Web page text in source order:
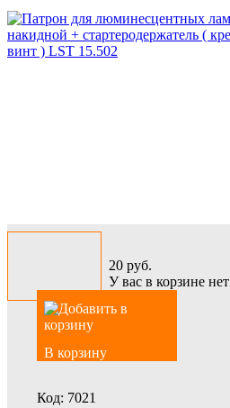
20 руб.
У вас в корзине
В корзину
Код: 7021